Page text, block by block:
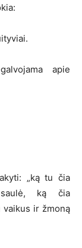
apie
„ką tu čia
ką čia
ir žmoną